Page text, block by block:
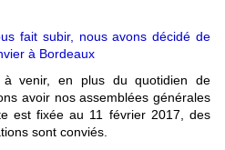
fait subir, nous avons décidé de
à Bordeaux
à venir, en plus du quotidien de
avoir nos assemblées générales
est fixée au 11 février 2017, des
sont conviés.